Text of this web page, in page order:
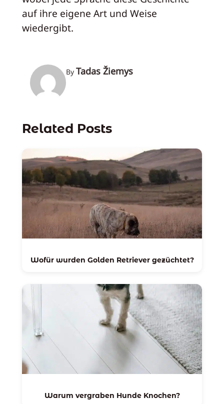
auf ihre eigene Art und Weise
wiedergibt.
By Tadas Žiemys
Related Posts
Wofür wurden Golden Retriever gezüchtet?
Warum vergraben Hunde Knochen?